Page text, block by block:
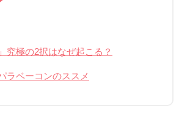
究極の2択はなぜ起こる？
ラベーコンのススメ